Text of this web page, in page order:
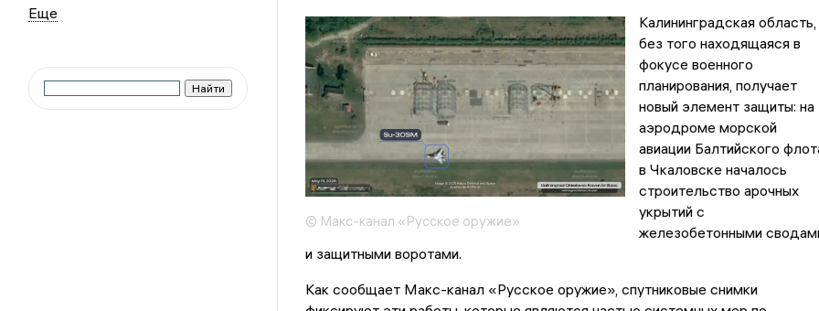
© Макс-канал «Русское оружие»
Калининградская область,
без того находящаяся в
фокусе военного
планирования, получает
новый элемент защиты: на
аэродроме морской
авиации Балтийского
в Чкаловске началось
строительство арочных
укрытий с
железобетонными
и защитными воротами.
Как сообщает Макс-канал «Русское оружие», спутниковые снимки